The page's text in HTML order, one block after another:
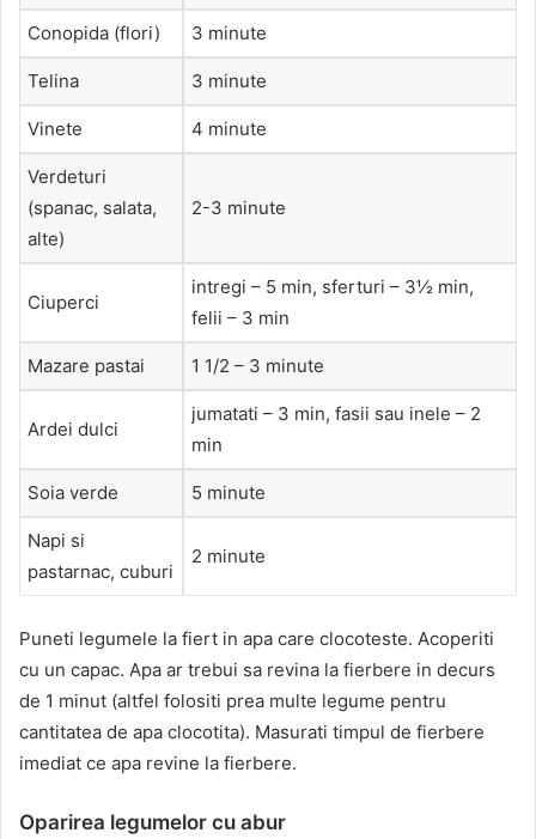
Conopida (flori) 3 minute
Telina 3 minute
Vinete 4 minute
Verdeturi
(spanac, salata,
alte)
2-3 minute
Ciuperci
intregi – 5 min, sferturi – 3½ min,
felii – 3 min
Mazare pastai 1 1/2 – 3 minute
Ardei dulci
jumatati – 3 min, fasii sau inele – 2
min
Soia verde 5 minute
Napi si
pastarnac, cuburi
2 minute
Puneti legumele la fiert in apa care clocoteste. Acoperiti
cu un capac. Apa ar trebui sa revina la fierbere in decurs
de 1 minut (altfel folositi prea multe legume pentru
cantitatea de apa clocotita). Masurati timpul de fierbere
imediat ce apa revine la fierbere.
Oparirea legumelor cu abur